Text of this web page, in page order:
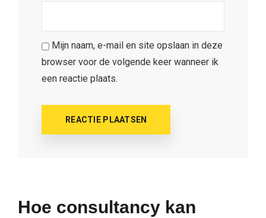
Mijn naam, e-mail en site opslaan in deze
browser voor de volgende keer wanneer ik
een reactie plaats.
Hoe consultancy kan